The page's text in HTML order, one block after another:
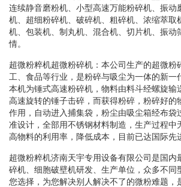
连续静音磨粉机、小型高速万能粉碎机、振动
机、超细粉碎机、破碎机、粗碎机、浓缩萃取
机、包装机、制丸机、混合机、切片机、振动
情。
超微粉粹机超微粉碎机：本公司生产的超微粉
工、食品等行业，是粉碎与吸尘为一体的新一
本机为锤式高速粉碎机，物料由料斗经螺旋输
高速旋转的锤子击碎，而获得粉碎，粉碎好的
作用，自动进入捕集袋，粉尘由吸尘箱经布袋
准设计，全部用不锈钢材料制造，生产过程中
高物料的利用率，降低成本，目前已达国际先
超微粉粹机济南天宇专用设备有限公司是国内
碎机、细胞破壁机研发、生产单位，众多不同
您选择，为您解决别人解决不了的微粉难题，